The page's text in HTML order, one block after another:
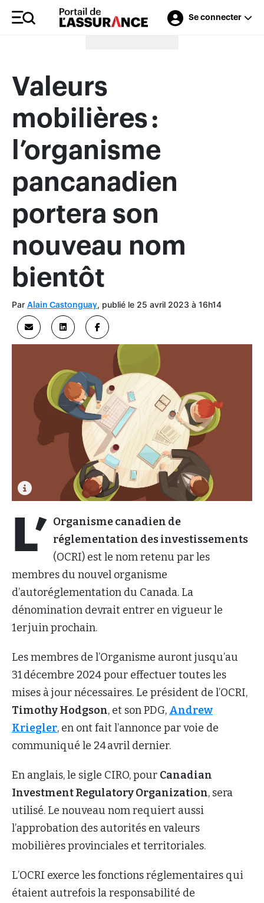
Se connecter
Merci à nos annonceurs
Valeurs
mobilières :
l’organisme
pancanadien
portera son
nouveau nom
bientôt
Par Alain Castonguay, publié le 25 avril 2023 à 16h14
L’ Organisme canadien de
réglementation des investissements
(OCRI) est le nom retenu par les
membres du nouvel organisme
d’autoréglementation du Canada. La
dénomination devrait entrer en vigueur le
1er juin prochain.
Les membres de l’Organisme auront jusqu’au
31 décembre 2024 pour effectuer toutes les
mises à jour nécessaires. Le président de l’OCRI,
Timothy Hodgson, et son PDG, Andrew
Kriegler, en ont fait l’annonce par voie de
communiqué le 24 avril dernier.
En anglais, le sigle CIRO, pour Canadian
Investment Regulatory Organization, sera
utilisé. Le nouveau nom requiert aussi
l’approbation des autorités en valeurs
mobilières provinciales et territoriales.
L’OCRI exerce les fonctions réglementaires qui
étaient autrefois la responsabilité de